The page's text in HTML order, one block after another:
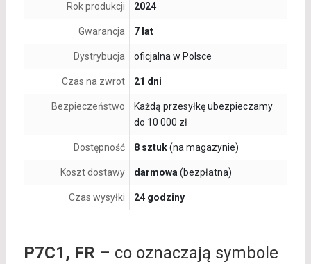
Rok produkcji 2024
Gwarancja 7 lat
Dystrybucja oficjalna w Polsce
Czas na zwrot 21 dni
Bezpieczeństwo
Każdą przesyłkę ubezpieczamy
do 10 000 zł
Dostępność 8 sztuk(na magazynie)
Koszt dostawy darmowa (bezpłatna)
Czas wysyłki 24 godziny
P7C1, FR – co oznaczają symbole